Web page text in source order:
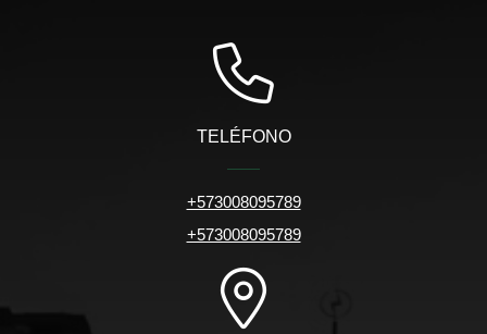
TELÉFONO
+573008095789
+573008095789